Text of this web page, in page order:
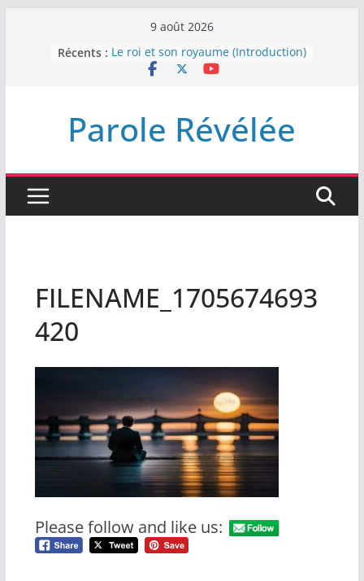
9 août 2026
Récents : Le roi et son royaume (Introduction)
DEMEUREZ DANS LA LUMIÈRE
LABAN
L’INTERVENTION DE DIEU
Parole Révélée
FILENAME_1705674693
420
Please follow and like us: